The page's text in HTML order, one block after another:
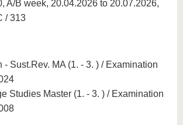
A/B week, 20.04.2026 to 20.07.2026,
/ 313
- Sust.Rev. MA (1. - 3. ) / Examination
Studies Master (1. - 3. ) / Examination